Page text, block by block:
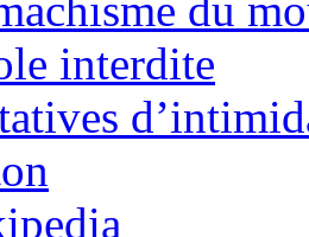
interdite